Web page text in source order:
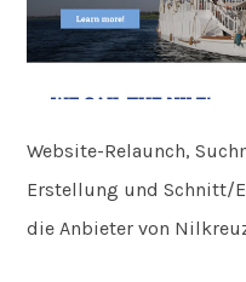
Website-Relaunch,
Erstellung und Schnitt/
die Anbieter von